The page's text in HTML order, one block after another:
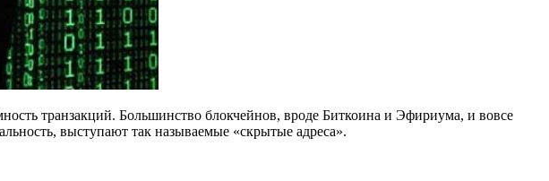
транзакций. Большинство блокчейнов, вроде Биткоина и Эфириума, и вовсе
выступают так называемые «скрытые адреса».